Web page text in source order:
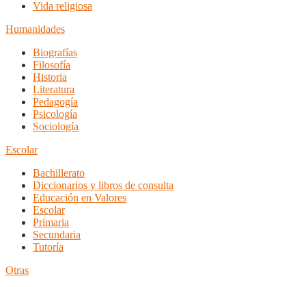
Vida religiosa
Humanidades
Biografías
Filosofía
Historia
Literatura
Pedagogía
Psicología
Sociología
Escolar
Bachillerato
Diccionarios y libros de consulta
Educación en Valores
Escolar
Primaria
Secundaria
Tutoría
Otras